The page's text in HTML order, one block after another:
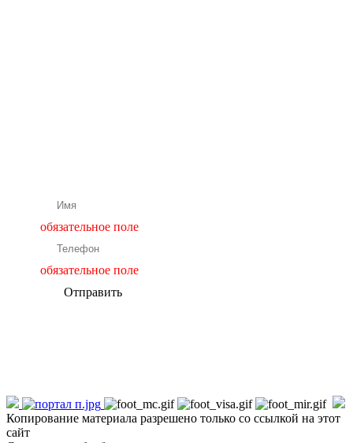
обязательное поле
обязательное поле
Отправить
Копирование материала разрешено только со ссылкой на этот
сайт